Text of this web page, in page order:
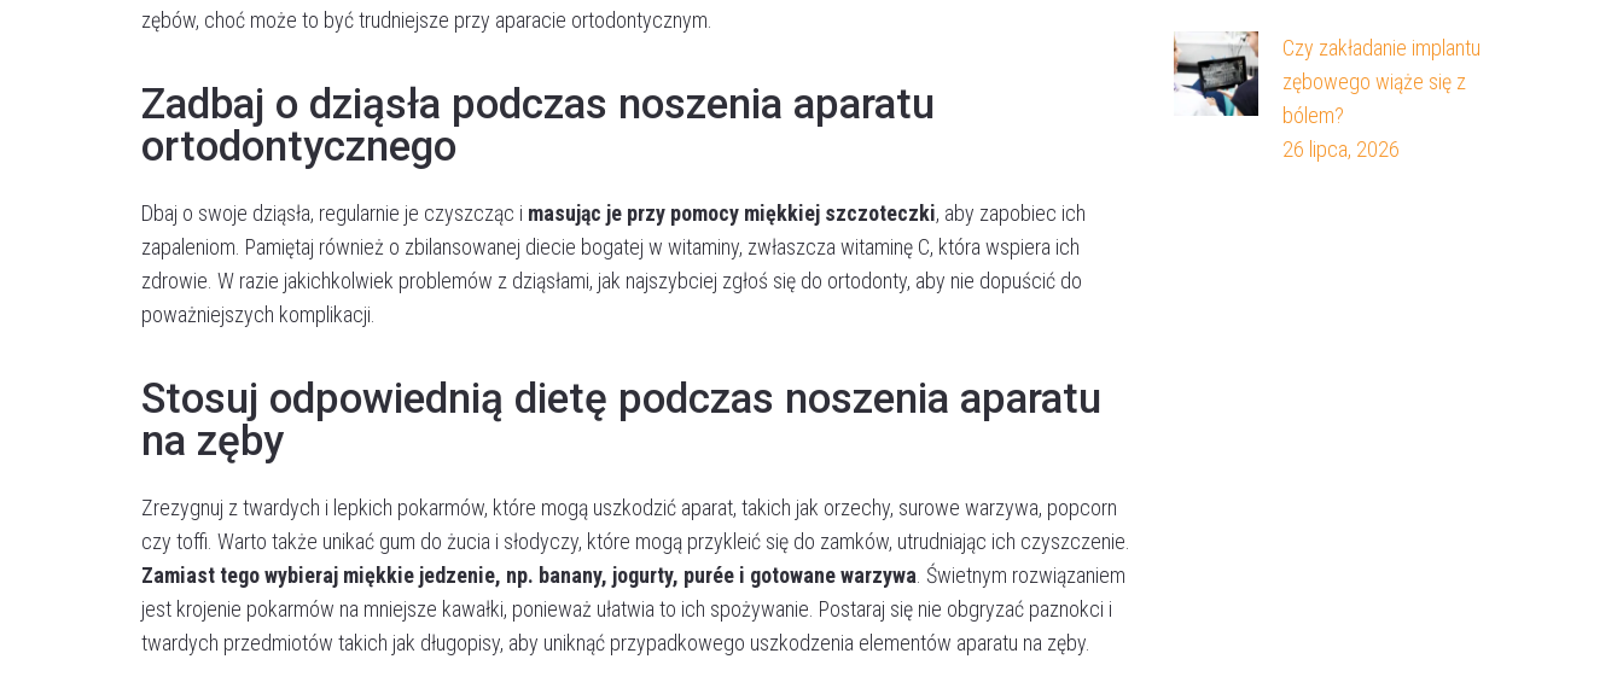
zębów, choć może to być trudniejsze przy aparacie ortodontycznym.
Zadbaj o dziąsła podczas noszenia aparatu
ortodontycznego
Dbaj o swoje dziąsła, regularnie je czyszcząc i masując je przy pomocy miękkiej szczoteczki, aby zapobiec ich
zapaleniom. Pamiętaj również o zbilansowanej diecie bogatej w witaminy, zwłaszcza witaminę C, która wspiera ich
zdrowie. W razie jakichkolwiek problemów z dziąsłami, jak najszybciej zgłoś się do ortodonty, aby nie dopuścić do
poważniejszych komplikacji.
Stosuj odpowiednią dietę podczas noszenia aparatu
na zęby
Zrezygnuj z twardych i lepkich pokarmów, które mogą uszkodzić aparat, takich jak orzechy, surowe warzywa, popcorn
czy toffi. Warto także unikać gum do żucia i słodyczy, które mogą przykleić się do zamków, utrudniając ich czyszczenie.
Zamiast tego wybieraj miękkie jedzenie, np. banany, jogurty, purée i gotowane warzywa . Świetnym rozwiązaniem
jest krojenie pokarmów na mniejsze kawałki, ponieważ ułatwia to ich spożywanie. Postaraj się nie obgryzać paznokci i
twardych przedmiotów takich jak długopisy, aby uniknąć przypadkowego uszkodzenia elementów aparatu na zęby.
Czy zakładanie implantu
zębowego wiąże się z
bólem?
26 lipca, 2026